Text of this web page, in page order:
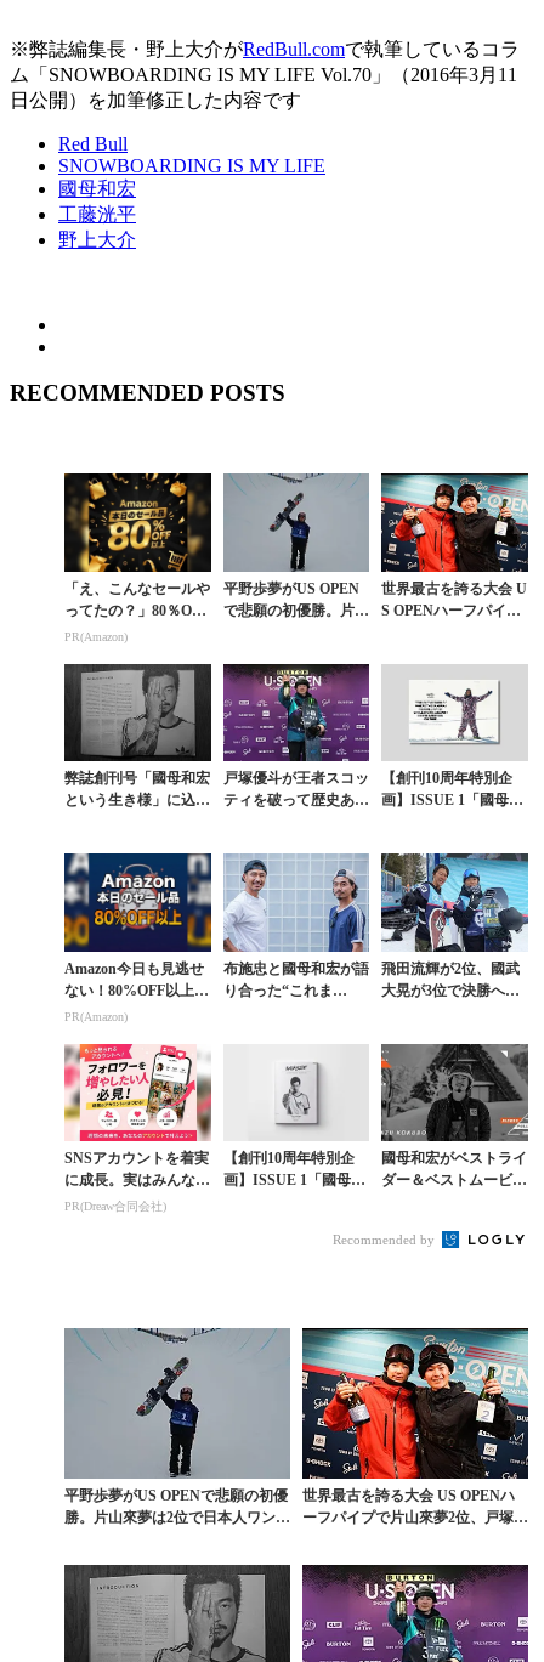
※弊誌編集長・野上大介がRedBull.comで執筆しているコラ
ム「SNOWBOARDING IS MY LIFE Vol.70」（2016年3月11
日公開）を加筆修正した内容です
Red Bull
SNOWBOARDING IS MY LIFE
國母和宏
工藤洸平
野上大介
RECOMMENDED POSTS
「え、こんなセールや
ってたの？」80％OFF
以上が続々登場！Am
PR(Amazon)
平野歩夢がUS OPEN
で悲願の初優勝。片山
世界最古を誇る大会 U
S OPENハーフパイプ
弊誌創刊号「國母和宏
という生き様」に込め
戸塚優斗が王者スコッ
ティを破って歴史ある
【創刊10周年特別企
画】ISSUE 1「國母和
続けたサムライ...
Amazon今日も見逃せ
ない！80%OFF以上が
続々登場
PR(Amazon)
布施忠と國母和宏が語
り合った“これま
飛田流輝が2位、國武
大晃が3位で決勝へ。
SNSアカウントを着実
に成長。実はみんなコ
コ使ってます。
PR(Dreaw合同会社)
【創刊10周年特別企
画】ISSUE 1「國母和
ばならなかった...
國母和宏がベストライ
ダー＆ベストムービー
Recommended by
平野歩夢がUS OPENで悲願の初優
勝。片山來夢は2位で日本人ワンツ
世界最古を誇る大会 US OPENハ
ーフパイプで片山來夢2位、戸塚優